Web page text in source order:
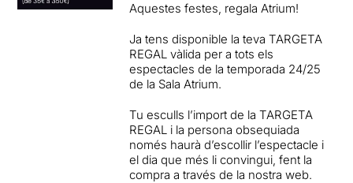
Aquestes festes, regala Atrium!
Ja tens disponible la teva TARGETA
REGAL vàlida per a tots els
espectacles de la temporada 24/25
de la Sala Atrium.
Tu esculls l’import de la TARGETA
REGAL i la persona obsequiada
només haurà d’escollir l’espectacle i
el dia que més li convingui, fent la
compra a través de la nostra web.